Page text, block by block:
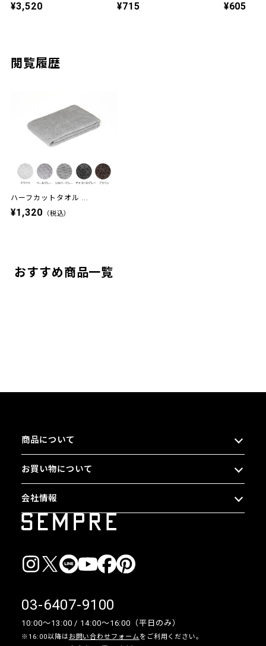
¥3,520 ¥715 ¥605
閲覧履歴
ハーフカットタオル ...
¥1,320 （税込）
おすすめ商品一覧
商品について
お買い物について
会社情報
03-6407-9100
10:00〜13:00 / 14:00〜16:00（平日のみ）
※16:00以降は お問い合わせフォームをご利用ください。